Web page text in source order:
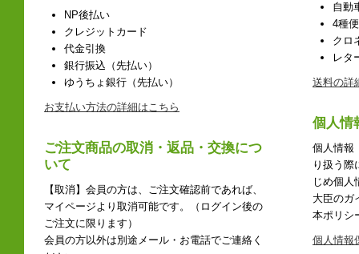
NP後払い
クレジットカード
代金引換
銀行振込（先払い）
ゆうちょ銀行（先払い）
お支払い方法の詳細はこちら
ご注文商品の取消・返品・交換につ
いて
【取消】会員の方は、ご注文確認前であれば、
マイページより取消可能です。（ログイン後の
ご注文に限ります）
会員の方以外は別途メール・お電話でご連絡く
自動
4種
クロ
レタ
送料の詳
個人情
個人情報
り扱う際
じめ個人
大臣のガ
本ポリシ
個人情報